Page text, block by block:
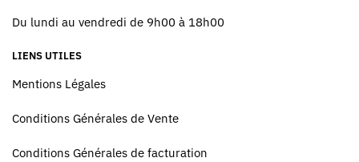
Du lundi au vendredi de 9h00 à 18h00
LIENS UTILES
Mentions Légales
Conditions Générales de Vente
Conditions Générales de facturation